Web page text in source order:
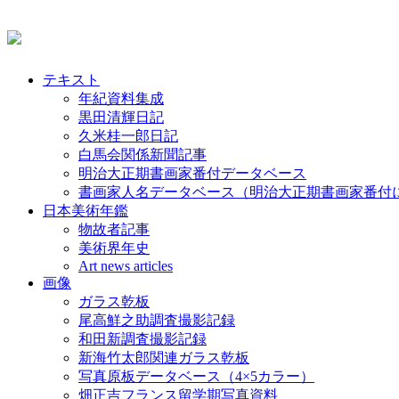
テキスト
年紀資料集成
黒田清輝日記
久米桂一郎日記
白馬会関係新聞記事
明治大正期書画家番付データベース
書画家人名データベース（明治大正期書画家番付
日本美術年鑑
物故者記事
美術界年史
Art news articles
画像
ガラス乾板
尾高鮮之助調査撮影記録
和田新調査撮影記録
新海竹太郎関連ガラス乾板
写真原板データベース（4×5カラー）
畑正吉フランス留学期写真資料